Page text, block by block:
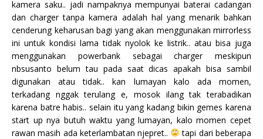
kamera saku.. jadi nampaknya mempunyai baterai cadangan
dan charger tanpa kamera adalah hal yang menarik bahkan
cenderung keharusan bagi yang akan menggunakan mirrorless
ini untuk kondisi lama tidak nyolok ke listrik.. atau bisa juga
menggunakan powerbank sebagai charger meskipun
nbsusanto belum tau pada saat dicas apakah bisa sambil
digunakan atau tidak.. kan lumayan kalo ada momen,
terkadang nggak terulang e, mosok ilang tak terabadikan
karena batre habis.. selain itu yang kadang bikin gemes karena
start up nya butuh waktu yang lumayan, kalo momen cepet
rawan masih ada keterlambatan njepret..
tapi dari beberapa